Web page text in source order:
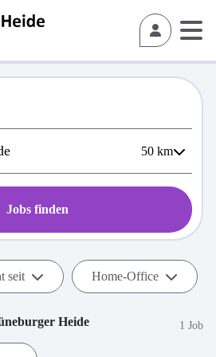
50 km
Jobs finden
seit Home-Office
Heide 1 Job